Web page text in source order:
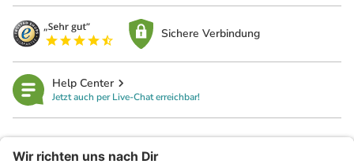
Sichere Verbindung
Help Center
Jetzt auch per Live-Chat erreichbar!